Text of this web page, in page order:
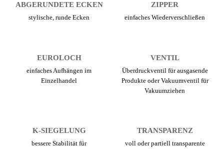
ABGERUNDETE ECKEN
stylische, runde Ecken
ZIPPER
einfaches Wiederverschließen
EUROLOCH
einfaches Aufhängen im
Einzelhandel
VENTIL
Überdruckventil für ausgasende
Produkte oder Vakuumventil für
Vakuumziehen
K-SIEGELUNG
bessere Stabilität für
TRANSPARENZ
voll oder partiell transparente